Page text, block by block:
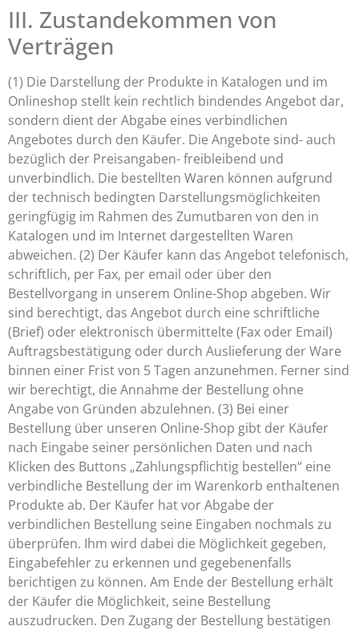
III. Zustandekommen von
Verträgen
(1) Die Darstellung der Produkte in Katalogen und im
Onlineshop stellt kein rechtlich bindendes Angebot dar,
sondern dient der Abgabe eines verbindlichen
Angebotes durch den Käufer. Die Angebote sind- auch
bezüglich der Preisangaben- freibleibend und
unverbindlich. Die bestellten Waren können aufgrund
der technisch bedingten Darstellungsmöglichkeiten
geringfügig im Rahmen des Zumutbaren von den in
Katalogen und im Internet dargestellten Waren
abweichen. (2) Der Käufer kann das Angebot telefonisch,
schriftlich, per Fax, per email oder über den
Bestellvorgang in unserem Online-Shop abgeben. Wir
sind berechtigt, das Angebot durch eine schriftliche
(Brief) oder elektronisch übermittelte (Fax oder Email)
Auftragsbestätigung oder durch Auslieferung der Ware
binnen einer Frist von 5 Tagen anzunehmen. Ferner sind
wir berechtigt, die Annahme der Bestellung ohne
Angabe von Gründen abzulehnen. (3) Bei einer
Bestellung über unseren Online-Shop gibt der Käufer
nach Eingabe seiner persönlichen Daten und nach
Klicken des Buttons „Zahlungspflichtig bestellen“ eine
verbindliche Bestellung der im Warenkorb enthaltenen
Produkte ab. Der Käufer hat vor Abgabe der
verbindlichen Bestellung seine Eingaben nochmals zu
überprüfen. Ihm wird dabei die Möglichkeit gegeben,
Eingabefehler zu erkennen und gegebenenfalls
berichtigen zu können. Am Ende der Bestellung erhält
der Käufer die Möglichkeit, seine Bestellung
auszudrucken. Den Zugang der Bestellung bestätigen